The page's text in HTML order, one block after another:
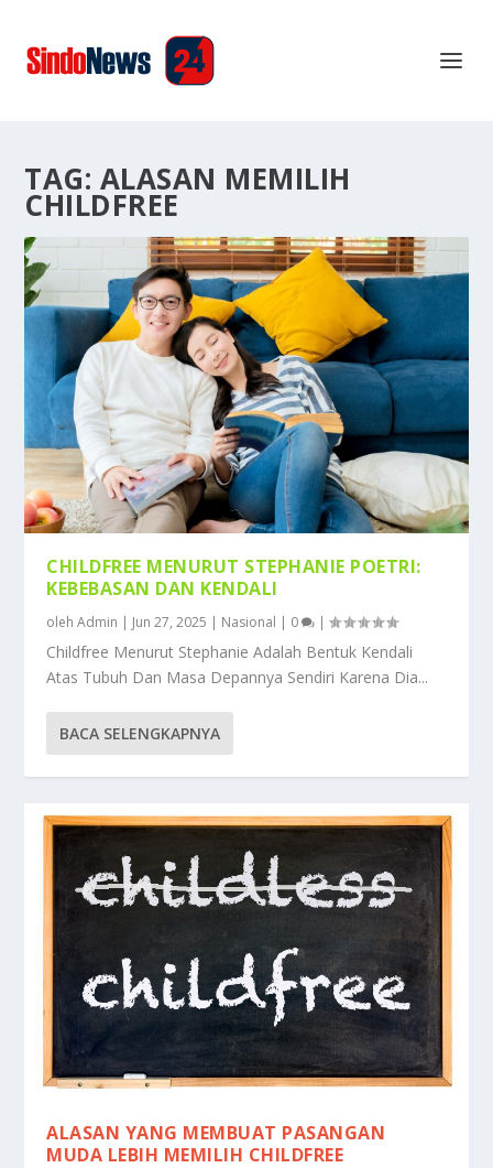
TAG: ALASAN MEMILIH
CHILDFREE
CHILDFREE MENURUT STEPHANIE POETRI:
KEBEBASAN DAN KENDALI
olehAdmin | Jun 27, 2025 | Nasional | 0 |
Childfree Menurut Stephanie Adalah Bentuk Kendali
Atas Tubuh Dan Masa Depannya Sendiri Karena Dia...
BACA SELENGKAPNYA
ALASAN YANG MEMBUAT PASANGAN
MUDA LEBIH MEMILIH CHILDFREE